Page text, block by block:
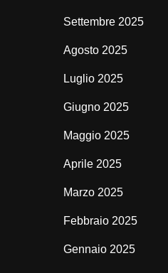
Settembre 2025
Agosto 2025
Luglio 2025
Giugno 2025
Maggio 2025
Aprile 2025
Marzo 2025
Febbraio 2025
Gennaio 2025